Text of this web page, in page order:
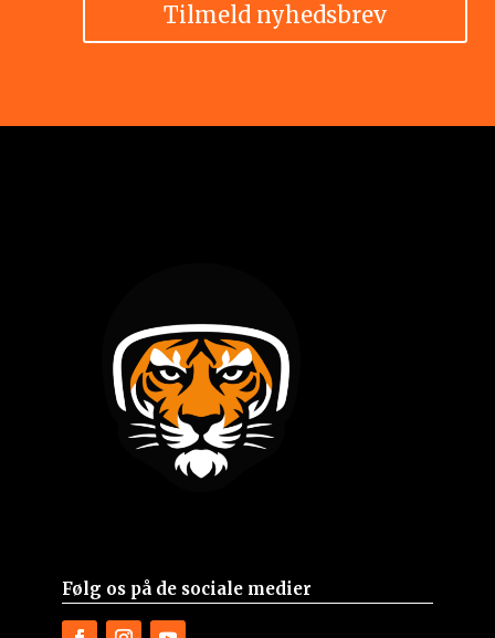
Tilmeld nyhedsbrev
Følg os på de sociale medier